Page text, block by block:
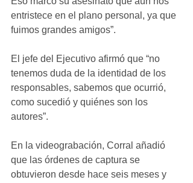
entristece en el plano personal, ya que
fuimos grandes amigos”.
El jefe del Ejecutivo afirmó que “no
tenemos duda de la identidad de los
responsables, sabemos que ocurrió,
como sucedió y quiénes son los
autores”.
En la videograbación, Corral añadió
que las órdenes de captura se
obtuvieron desde hace seis meses y